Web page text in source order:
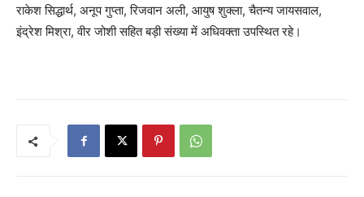
राकेश सिद्धार्थ, अनूप गुप्ता, रिजवान अली, आयुष शुक्ला, चैतन्य जायसवाल,
इंद्रेश मिश्रा, वीर जोशी सहित बड़ी संख्या में अधिवक्ता उपस्थित रहे।